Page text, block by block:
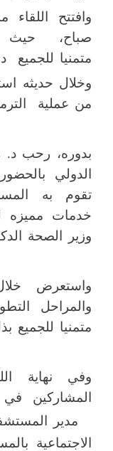
وافتتح
صباح، حيث
متمنيا للجميع
وخلال حديثه
من عملية
بدوره، رحب د.
الدولي
تقوم به
خدمات مميزه
وزير الصحة
واستعرض
والمراحل
متمنيا للجميع
وفي نهاية
المشاركين في
مدير
الاجتماعية